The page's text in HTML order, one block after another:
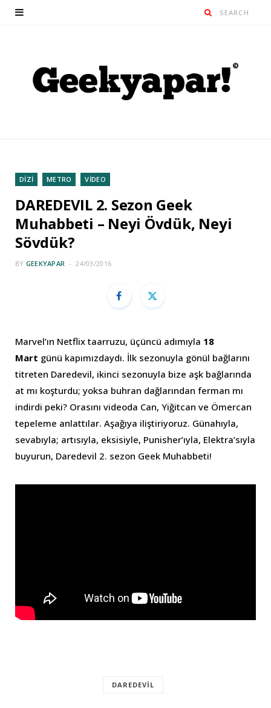
DİZİ METRO VİDEO
DAREDEVIL 2. Sezon Geek
Muhabbeti – Neyi Övdük, Neyi
Sövdük?
BY GEEKYAPAR 24/03/2016
Marvel’ın Netflix taarruzu, üçüncü adımıyla 18
Mart günü kapımızdaydı. İlk sezonuyla gönül bağlarını
titreten Daredevil, ikinci sezonuyla bize aşk bağlarında
at mı koşturdu; yoksa buhran dağlarından ferman mı
indirdi peki? Orasını videoda Can, Yiğitcan ve Ömercan
tepeleme anlattılar. Aşağıya iliştiriyoruz. Günahıyla,
sevabıyla; artısıyla, eksisiyle, Punisher’ıyla, Elektra’sıyla
buyurun, Daredevil 2. sezon Geek Muhabbeti!
DAREDEVIL